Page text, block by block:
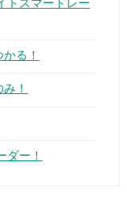
トスマートレー
る！
！
ダー！